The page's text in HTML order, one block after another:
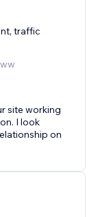
traffic
site working
I look
on